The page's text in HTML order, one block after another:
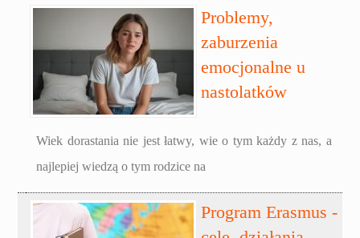
Problemy,
zaburzenia
emocjonalne u
nastolatków
Wiek dorastania nie jest łatwy, wie o tym każdy z nas, a
najlepiej wiedzą o tym rodzice na
Program Erasmus -